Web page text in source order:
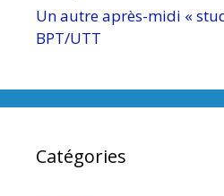
Un autre après-midi «
BPT/UTT
Catégories